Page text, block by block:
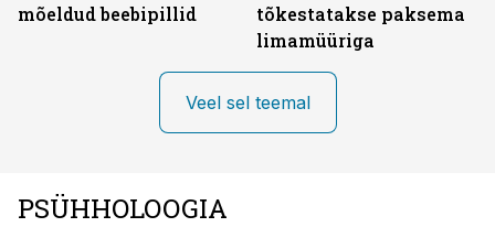
mõeldud beebipillid
tõkestatakse paksema
limamüüriga
Veel sel teemal
PSÜHHOLOOGIA